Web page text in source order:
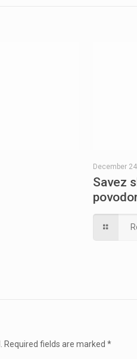
December
Savez
Required fields are marked *